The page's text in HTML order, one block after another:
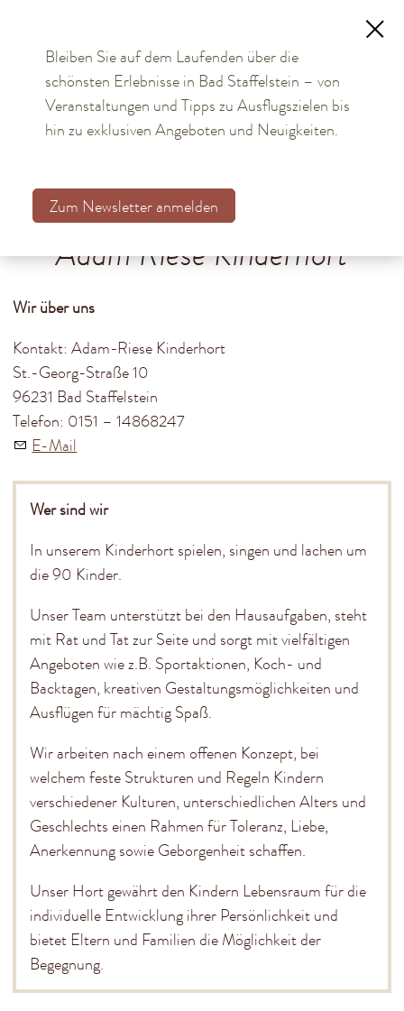
TOURISMUS
Aktuelles
Bürgerservice online
Rathaus
Stadtteile
Einrichtungen
Adam Riese Halle
Stadtmuseum
Museum Kloster Banz
Stadtbücherei
Kinder & Jugendliche
Maintal-Kindertagesstätte
Schulen
Adam Riese Kinderhort
Spielplätze
Scooteranlage
Gesundheit
Sonstiges
Service & Infos
Kontakt & Rechtliches
Adam Riese Kinderhort
Wir über uns
Kontakt: Adam-Riese Kinderhort
St.-Georg-Straße 10
96231 Bad Staffelstein
Telefon: 0151 – 14868247
E-Mail
Wer sind wir
In unserem Kinderhort spielen, singen und lachen um
die 90 Kinder.
Unser Team unterstützt bei den Hausaufgaben, steht
mit Rat und Tat zur Seite und sorgt mit vielfältigen
Angeboten wie z.B. Sportaktionen, Koch- und
Backtagen, kreativen Gestaltungsmöglichkeiten und
Ausflügen für mächtig Spaß.
Wir arbeiten nach einem offenen Konzept, bei
welchem feste Strukturen und Regeln Kindern
verschiedener Kulturen, unterschiedlichen Alters und
Geschlechts einen Rahmen für Toleranz, Liebe,
Anerkennung sowie Geborgenheit schaffen.
Unser Hort gewährt den Kindern Lebensraum für die
individuelle Entwicklung ihrer Persönlichkeit und
bietet Eltern und Familien die Möglichkeit der
Begegnung.
Bleiben Sie auf dem Laufenden über die
schönsten Erlebnisse in Bad Staffelstein – von
Veranstaltungen und Tipps zu Ausflugszielen bis
hin zu exklusiven Angeboten und Neuigkeiten.
Zum Newsletter anmelden